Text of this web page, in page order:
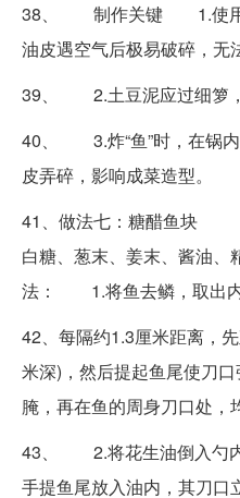
38、 制作关键 1.使用
油皮遇空气后极易破碎，无
39、 2.土豆泥应过细箩，
40、 3.炸“鱼”时，在锅内
皮弄碎，影响成菜造型。
41、做法七：糖醋鱼块
白糖、葱末、姜末、酱油
法： 1.将鱼去鳞，取出内
42、每隔约1.3厘米距离，
米深)，然后提起鱼尾使刀
腌，再在鱼的周身刀口处，
43、 2.将花生油倒入勺内
手提鱼尾放入油内，其刀口